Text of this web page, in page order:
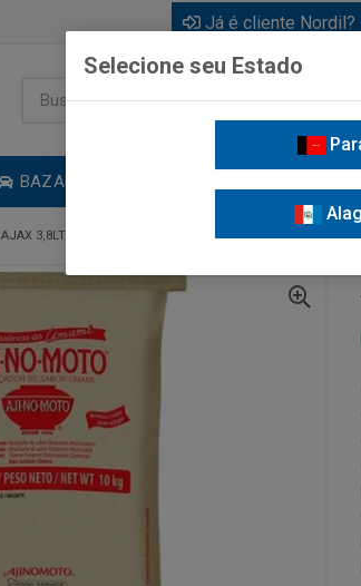
Já é cliente Nordil?
BAZAR
AJAX 3,8LT AJINOMOTO SACO 10KG
Selecione seu Estado